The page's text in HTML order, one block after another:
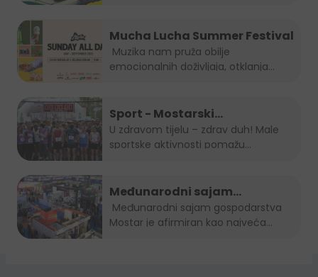
Mucha Lucha Summer Festival
emocionalnih doživljaja, otklanja
Sport - Mostarski
polumaraton, Sara 5K, Zenički
cener i Kiseljak open
U zdravom tijelu – zdrav duh! Male
sportske aktivnosti pomažu...
Međunarodni sajam
gospodarstva Mostar 2022.
Mostar je afirmiran kao najveća...